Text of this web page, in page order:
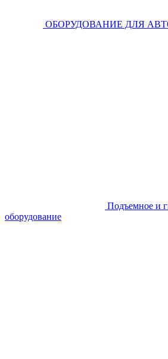
ОБОРУДОВАНИЕ ДЛЯ
Подъемное и
оборудование